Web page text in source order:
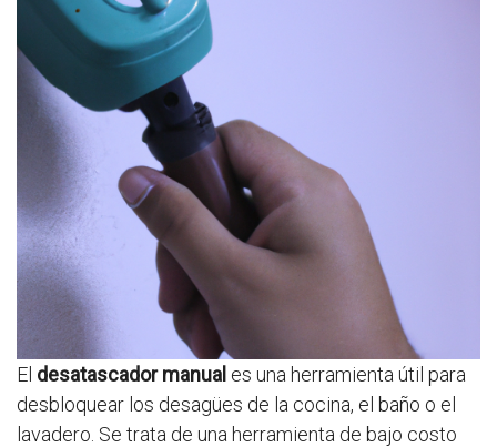
El desatascador manual es una herramienta útil para
desbloquear los desagües de la cocina, el baño o el
lavadero. Se trata de una herramienta de bajo costo